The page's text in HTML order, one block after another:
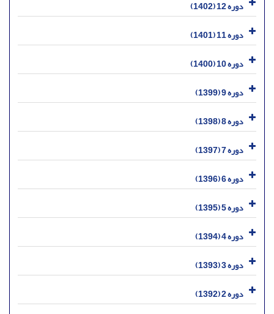
دوره 12 (1402)
دوره 11 (1401)
دوره 10 (1400)
دوره 9 (1399)
دوره 8 (1398)
دوره 7 (1397)
دوره 6 (1396)
دوره 5 (1395)
دوره 4 (1394)
دوره 3 (1393)
دوره 2 (1392)